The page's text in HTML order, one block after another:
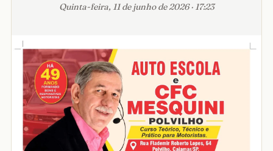
Quinta-feira, 11 de junho de 2026 · 17:23